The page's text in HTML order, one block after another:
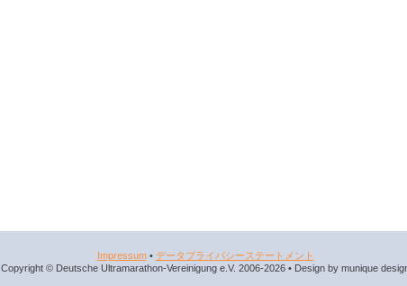
Impressum• データプライバシーステートメント
Copyright © Deutsche Ultramarathon-Vereinigung e.V. 2006-2026 • Design by munique